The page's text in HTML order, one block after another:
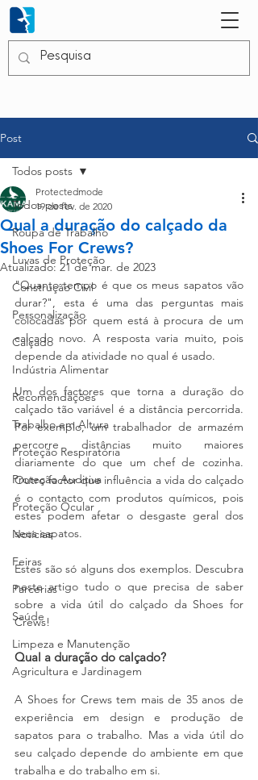
Post
Todos posts
Roupa de Trabalho
Luvas de Proteção
Construção Civil
Personalização
Calçado
Indústria Alimentar
Recomendações
Trabalho em Altura
Proteção Respiratória
Proteção Auditiva
Proteção Ocular
Notícias
Feiras
Parcerias
Saúde
Limpeza e Manutenção
Agricultura e Jardinagem
Todos posts
Qual a duração do calçado da
Shoes For Crews?
Protectedmode
19 de fev. de 2020
Atualizado: 21 de mar. de 2023
"Quanto tempo é que os meus sapatos vão
durar?", esta é uma das perguntas mais
colocadas por quem está à procura de um
calçado novo. A resposta varia muito, pois
depende da atividade no qual é usado.
Um dos factores que torna a duração do
calçado tão variável é a distância percorrida.
Por exemplo, um trabalhador de armazém
percorre distâncias muito maiores
diariamente do que um chef de cozinha.
Outro factor que influência a vida do calçado
é o contacto com produtos químicos, pois
estes podem afetar o desgaste geral dos
seus sapatos.
Estes são só alguns dos exemplos. Descubra
neste artigo tudo o que precisa de saber
sobre a vida útil do calçado da Shoes for
Crews!
Qual a duração do calçado?
A Shoes for Crews tem mais de 35 anos de
experiência em design e produção de
sapatos para o trabalho. Mas a vida útil do
seu calçado depende do ambiente em que
trabalha e do trabalho em si.